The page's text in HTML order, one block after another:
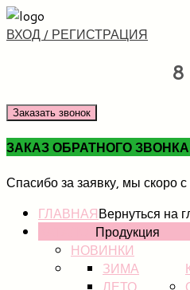
ВХОД / РЕГИСТРАЦИЯ
Заказать звонок
ЗАКАЗ ОБРАТНОГО ЗВОНКА
Спасибо за заявку, мы скоро
ГЛАВНАЯВернуться на
Продукция
НОВИНКИ
ЗИМА